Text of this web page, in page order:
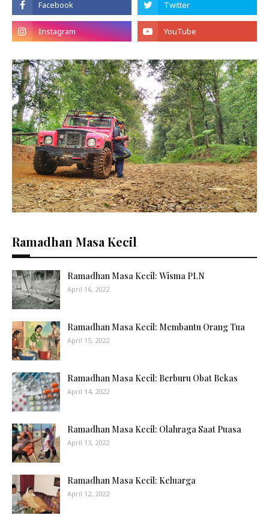
Ramadhan Masa Kecil
Ramadhan Masa Kecil: Wisma PLN
April 16, 2022
Ramadhan Masa Kecil: Membantu Orang Tua
April 15, 2022
Ramadhan Masa Kecil: Berburu Obat Bekas
April 14, 2022
Ramadhan Masa Kecil: Olahraga Saat Puasa
April 13, 2022
Ramadhan Masa Kecil: Keluarga
April 12, 2022